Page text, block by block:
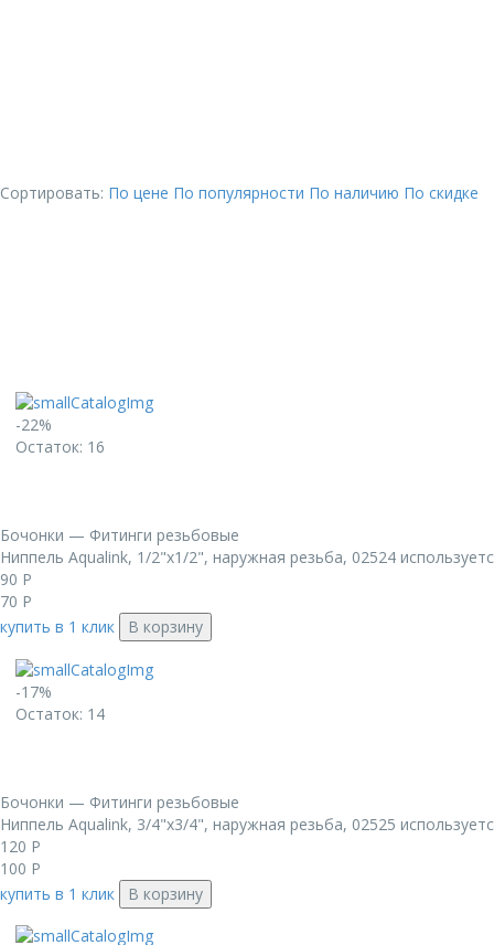
Сортировать: По цене По популярности По наличию По скидке
-22%
Остаток: 16
Бочонки — Фитинги резьбовые
Ниппель Aqualink, 1/2"x1/2", наружная резьба, 02524
90 Р
70 Р
купить в 1 клик
В корзину
-17%
Остаток: 14
Бочонки — Фитинги резьбовые
Ниппель Aqualink, 3/4"x3/4", наружная резьба, 02525
120 Р
100 Р
купить в 1 клик
В корзину